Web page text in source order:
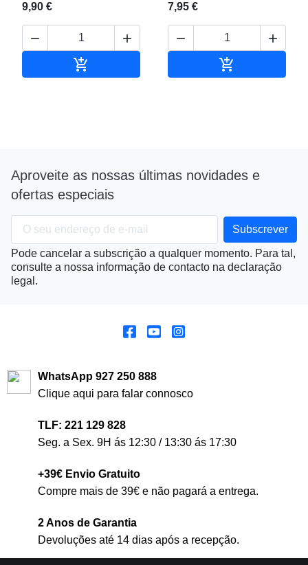
9,90 €
 

7,95 €
 

Aproveite as nossas últimas novidades e
ofertas especiais
Pode cancelar a subscrição a qualquer momento. Para tal,
consulte a nossa informação de contacto na declaração
legal.
WhatsApp 927 250 888
Clique aqui para falar connosco
TLF: 221 129 828
Seg. a Sex. 9H ás 12:30 / 13:30 ás 17:30
+39€ Envio Gratuito
Compre mais de 39€ e não pagará a entrega.
2 Anos de Garantia
Devoluções até 14 dias após a recepção.